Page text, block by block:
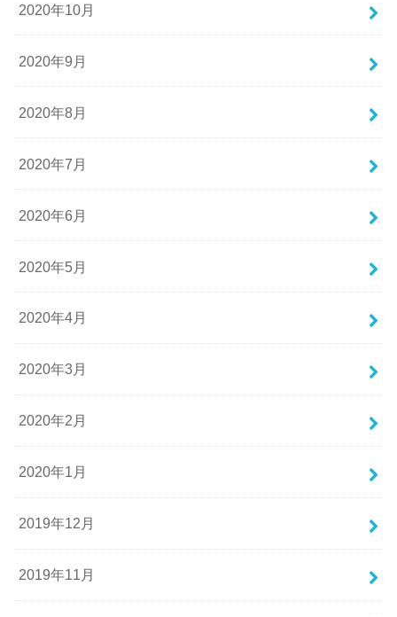
2020年10月
2020年9月
2020年8月
2020年7月
2020年6月
2020年5月
2020年4月
2020年3月
2020年2月
2020年1月
2019年12月
2019年11月